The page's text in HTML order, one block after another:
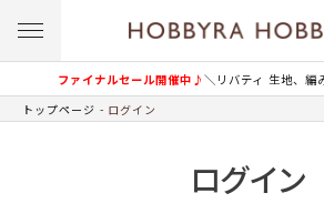
ファイナルセール開催中♪＼リバティ 生地、編
トップページ ログイン
ログイン